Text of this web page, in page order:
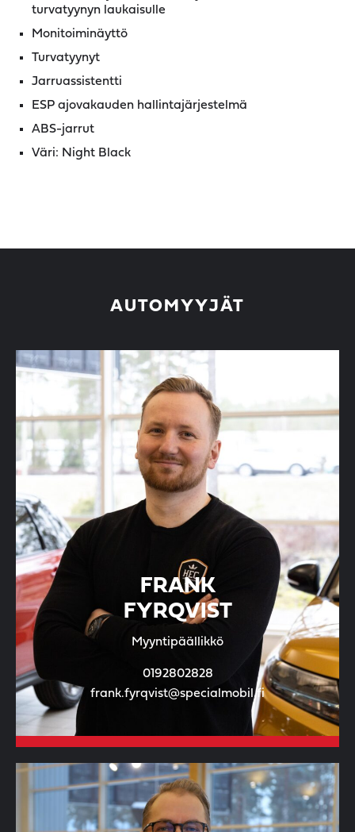
turvatyynyn laukaisulle
Monitoiminäyttö
Turvatyynyt
Jarruassistentti
ESP ajovakauden hallintajärjestelmä
ABS-jarrut
Väri: Night Black
AUTOMYYJÄT
FRANK
FYRQVIST
Myyntipäällikkö
0192802828
frank.fyrqvist@specialmobil.fi